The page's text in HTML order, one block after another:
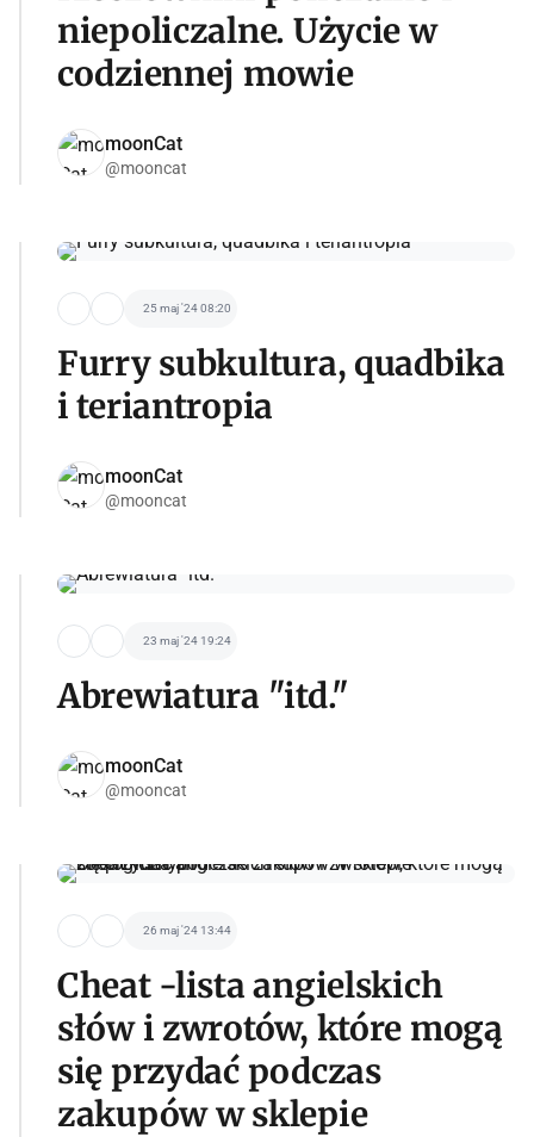
niepoliczalne. Użycie w
codziennej mowie
moonCat
@mooncat
25 maj '24 08:20
Furry subkultura, quadbika
i teriantropia
moonCat
@mooncat
23 maj '24 19:24
Abrewiatura "itd."
moonCat
@mooncat
26 maj '24 13:44
Cheat -lista angielskich
słów i zwrotów, które mogą
się przydać podczas
zakupów w sklepie